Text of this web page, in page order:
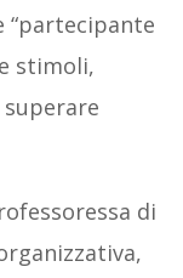
“partecipante
stimoli,
di